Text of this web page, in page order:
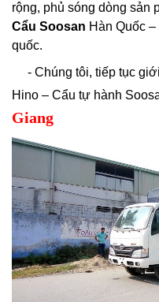
rộng, phủ sóng dòng sản
Cẩu Soosan Hàn Quốc –
quốc.
- Chúng tôi, tiếp tục
Hino – Cẩu tự hành
Giang